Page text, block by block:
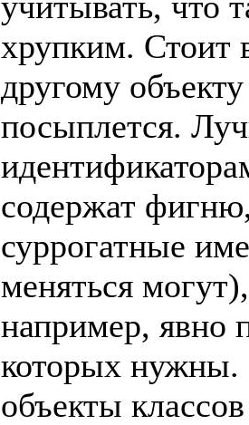
хрупким. Стоит
другому
посыплется.
содержат
суррогатные
меняться
например, явно
которых нужны.
объекты